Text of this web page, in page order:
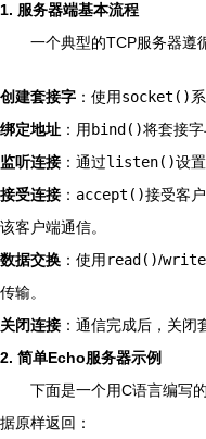
1. 服务器端基本流程
一个典型的TCP服务器遵
创建套接字 ：使用socket()
绑定地址 ：用 bind()将套接字
监听连接 ：通过listen()设
接受连接 ： accept()接受客
该客户端通信。
数据交换 ：使用 read()/
传输。
关闭连接 ：通信完成后，关闭
2. 简单Echo服务器示例
下面是一个用C语言编写
据原样返回：